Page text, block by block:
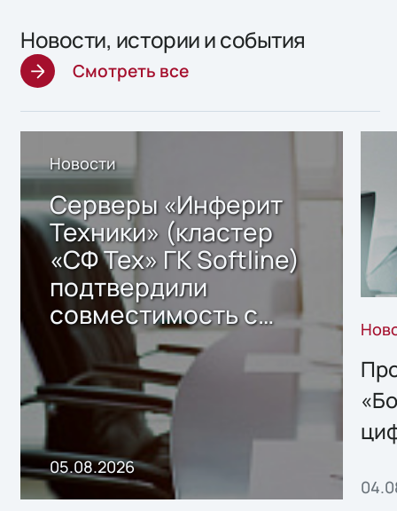
Новости, истории и события
Смотреть все
Новости
Серверы «Инферит
Техники» (кластер
«СФ Тех» ГК Softline)
подтвердили
совместимость с
решением Sharx
Storage 2.x для
хранения данных
05.08.2026